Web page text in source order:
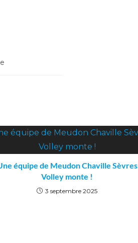
équipe de Meudon Chaville Sèvres
Volley monte !
3 septembre 2025